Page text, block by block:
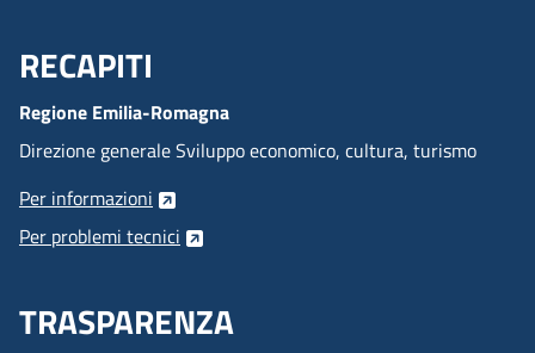
Menu Footer
RECAPITI
Regione Emilia-Romagna
Direzione generale Sviluppo economico, cultura, turismo
Per informazioni
Per problemi tecnici
TRASPARENZA